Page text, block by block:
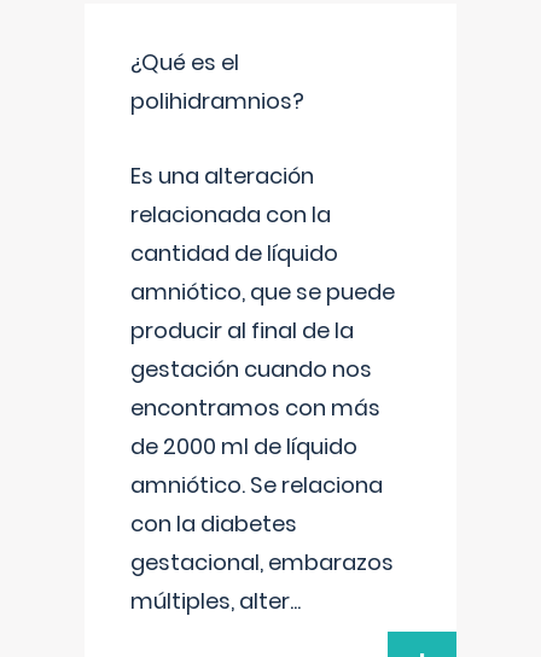
¿Qué es el
polihidramnios?
Es una alteración
relacionada con la
cantidad de líquido
amniótico, que se puede
producir al final de la
gestación cuando nos
encontramos con más
de 2000 ml de líquido
amniótico. Se relaciona
con la diabetes
gestacional, embarazos
múltiples, alter...